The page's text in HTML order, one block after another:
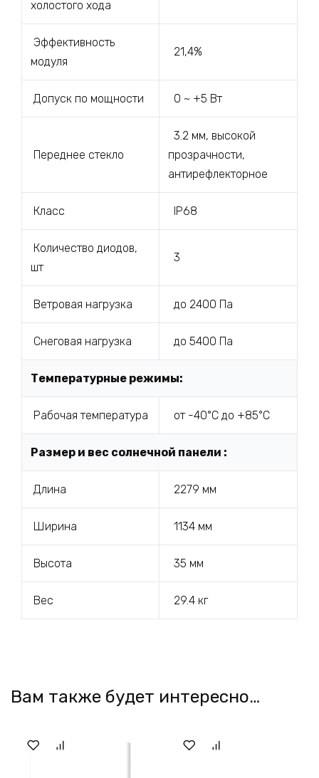
холостого хода
Эффективность
модуля
21,4%
Допуск по мощности 0 ~ +5 Вт
Переднее стекло
3.2 мм, высокой
прозрачности,
антирефлекторное
Класс IP68
Количество диодов,
шт
3
Ветровая нагрузка до 2400 Па
Снеговая нагрузка до 5400 Па
Температурные режимы:
Рабочая температура от -40°С до +85°С
Размер и вес солнечной панели :
Длина 2279 мм
Ширина 1134 мм
Высота 35 мм
Вес 29.4 кг
Вам также будет интересно…